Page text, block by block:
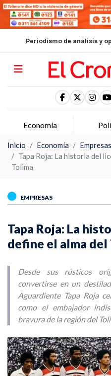
Periodismo de análisis y
Economía
Inicio Economía
Empresas
Tapa Roja: La historia del
Tolima
EMPRESAS
Tapa Roja: La
define el alma del
Desde sus rústicos
convertirse en un
Aguardiente Tapa Roja
como el embajador
bravura de la región del